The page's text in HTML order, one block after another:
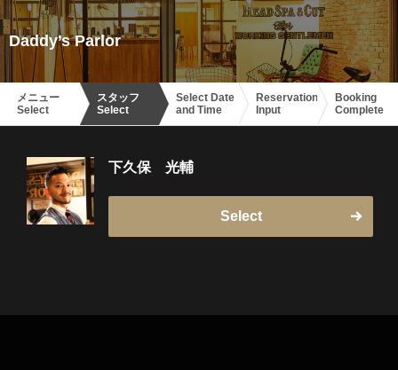
Daddy’s Parlor
メニュー
Select
スタッフ
Select
Select Date
and Time
Reservation
Input
Booking
Complete
下久保 光輔
Select